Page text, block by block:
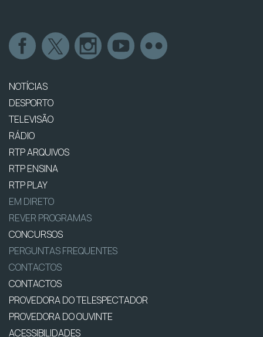
NOTÍCIAS
DESPORTO
TELEVISÃO
RÁDIO
RTP ARQUIVOS
RTP ENSINA
RTP PLAY
EM DIRETO
REVER PROGRAMAS
CONCURSOS
PERGUNTAS FREQUENTES
CONTACTOS
CONTACTOS
PROVEDORA DO TELESPECTADOR
PROVEDORA DO OUVINTE
ACESSIBILIDADES